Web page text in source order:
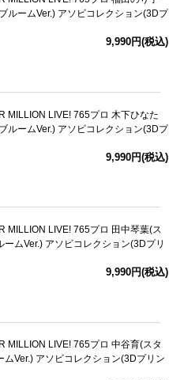
ルームVer.) アソビコレクション(3Dプ
9,990円(税込)
MILLION LIVE! 765プロ 木下ひなた
ルームVer.) アソビコレクション(3Dプ
9,990円(税込)
MILLION LIVE! 765プロ 田中琴葉(ス
ームVer.) アソビコレクション(3Dプリ
9,990円(税込)
MILLION LIVE! 765プロ 中谷育(スタ
ムVer.) アソビコレクション(3Dプリン